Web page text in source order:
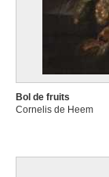
Bol de fruits
Cornelis de Heem